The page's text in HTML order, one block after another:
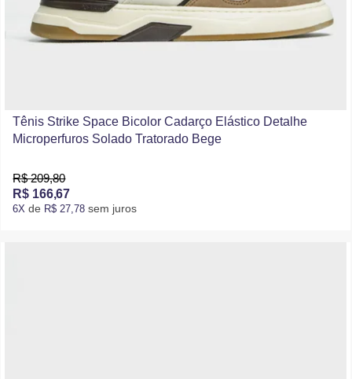
Tênis Strike Space Bicolor Cadarço Elástico Detalhe
Microperfuros Solado Tratorado Bege
R$ 209,80
R$ 166,67
6X de R$ 27,78 sem juros